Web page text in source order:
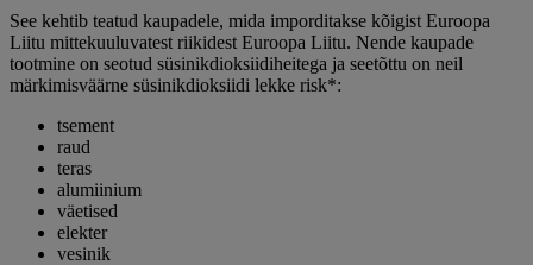
See kehtib teatud kaupadele, mida imporditakse kõigist Euroopa
Liitu mittekuuluvatest riikidest Euroopa Liitu. Nende kaupade
tootmine on seotud süsinikdioksiidiheitega ja seetõttu on neil
märkimisväärne süsinikdioksiidi lekke risk*:
tsement
raud
teras
alumiinium
väetised
elekter
vesinik